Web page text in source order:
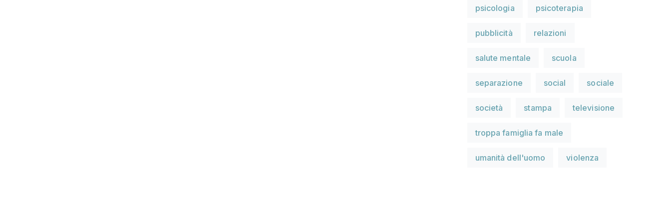
psicologia psicoterapia
pubblicità relazioni
salute mentale scuola
separazione social sociale
società stampa televisione
troppa famiglia fa male
umanità dell'uomo violenza